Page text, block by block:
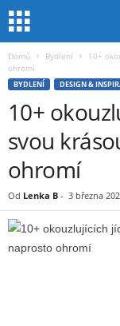
Domů Bydlení
10+
ohromí
BYDLENÍ DESIGN &
10+
svou
ohromí
Od Lenka B - 3 března